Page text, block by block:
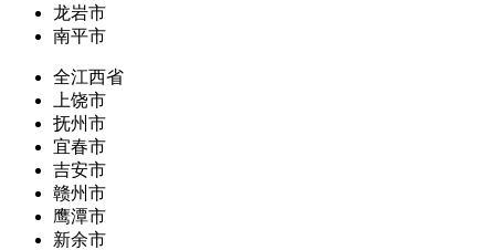
龙岩市
南平市
全江西省
上饶市
抚州市
宜春市
吉安市
赣州市
鹰潭市
新余市